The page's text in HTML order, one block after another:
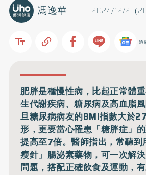
2024/12/2（
馮逸華
追
肥胖是種慢性病，比起正常體
生代謝疾病、糖尿病及高血脂
旦糖尿病病友的BMI指數大於
形，更要當心罹患「糖胖症」
提高至7倍。醫師指出，常聽到
瘦針」腸泌素藥物，可一次解
問題，搭配正確飲食及運動，